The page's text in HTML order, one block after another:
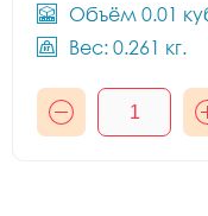
Объём 0.01
Вес: 0.261 кг.